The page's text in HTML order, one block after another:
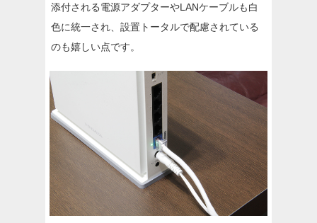
添付される電源アダプターやLANケーブルも白
色に統一され、設置トータルで配慮されている
のも嬉しい点です。